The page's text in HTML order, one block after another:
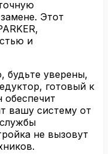
Этот
и
будьте уверены,
готовый к
обеспечит
вашу систему от
не вызовут